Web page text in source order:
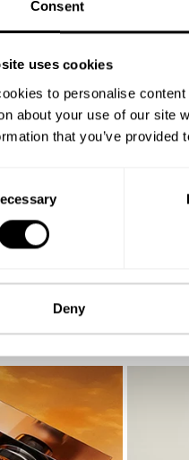
Consent
uses cookies
to personalise
about your use of our site
that you’ve
Deny
hledají
Svěží a elegantní vůně,